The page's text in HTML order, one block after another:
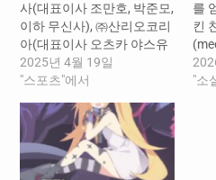
사(대표이사 조만호, 박준모,
이하 무신사), ㈜산리오코리
아(대표이사 오츠카 야스유
키, 이하 산리오)가 ‘K리그 ×
산리오캐릭터즈 팝업스토
연말부터 무신사 플레이어
와 마케팅 및 콘텐츠에 대한
협업을 논의했다. 그 결과 이
번 팝업스토어는 무신사 플
2025년 4월 19일
"스포츠"에서
를
킨
식
식
"소